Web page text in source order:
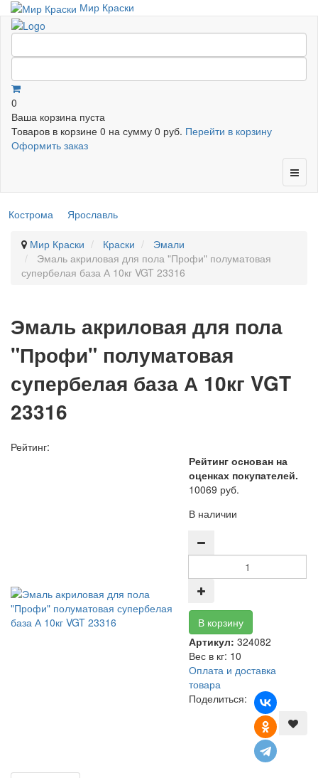
Мир Краски
0
Ваша корзина пуста
Товаров в корзине 0 на сумму 0 руб. Перейти в корзину
Оформить заказ
Кострома Ярославль
Мир Краски Краски
Эмали
Эмаль акриловая для пола "Профи" полуматовая
супербелая база А 10кг VGT 23316
Эмаль акриловая для пола
"Профи" полуматовая
супербелая база А 10кг VGT
23316
Рейтинг:
Рейтинг основан на
оценках покупателей.
10069 руб.
В наличии
Артикул: 324082
Вес в кг: 10
Оплата и доставка
товара
Поделиться: